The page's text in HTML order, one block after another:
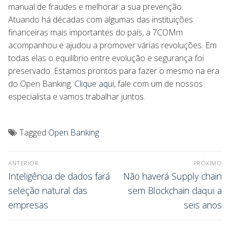
manual de fraudes e melhorar a sua prevenção.
Atuando há décadas com algumas das instituições
financeiras mais importantes do país, a 7COMm
acompanhou e ajudou a promover várias revoluções. Em
todas elas o equilíbrio entre evolução e segurança foi
preservado. Estamos prontos para fazer o mesmo na era
do Open Banking. Clique aqui, fale com um de nossos
especialista e vamos trabalhar juntos.
Tagged Open Banking
ANTERIOR
Inteligência de dados fará
seleção natural das
empresas
PRÓXIMO
Não haverá Supply chain
sem Blockchain daqui a
seis anos